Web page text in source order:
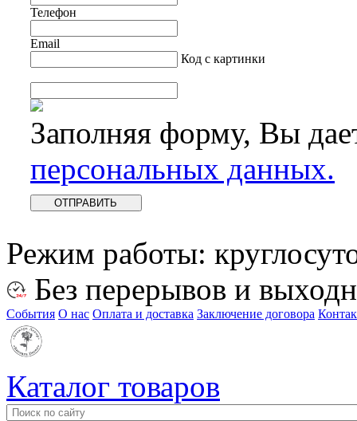
Телефон
Email
Код с картинки
Заполняя форму, Вы
персональных данных.
Режим работы:
Без перерывов и
События О нас Оплата и доставка Заключение договора
Каталог товаров